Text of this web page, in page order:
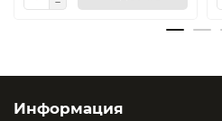
Информация